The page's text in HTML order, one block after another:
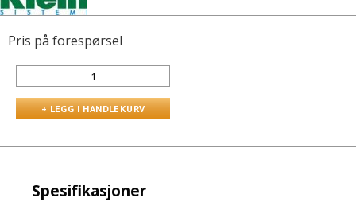
Pris på forespørsel
Spesifikasjoner